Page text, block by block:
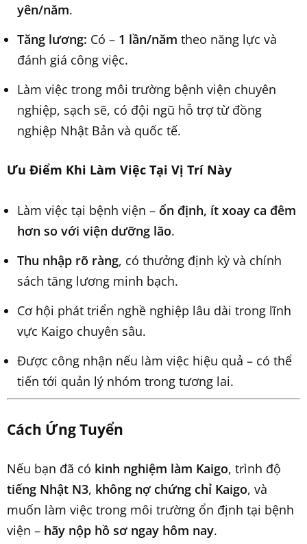
yên/năm.
Tăng lương: Có – 1 lần/năm theo năng lực và
đánh giá công việc.
Làm việc trong môi trường bệnh viện chuyên
nghiệp, sạch sẽ, có đội ngũ hỗ trợ từ đồng
nghiệp Nhật Bản và quốc tế.
Ưu Điểm Khi Làm Việc Tại Vị Trí Này
Làm việc tại bệnh viện – ổn định, ít xoay ca đêm
hơn so với viện dưỡng lão.
Thu nhập rõ ràng, có thưởng định kỳ và chính
sách tăng lương minh bạch.
Cơ hội phát triển nghề nghiệp lâu dài trong lĩnh
vực Kaigo chuyên sâu.
Được công nhận nếu làm việc hiệu quả – có thể
tiến tới quản lý nhóm trong tương lai.
Cách Ứng Tuyển
Nếu bạn đã có kinh nghiệm làm Kaigo, trình độ
tiếng Nhật N3, không nợ chứng chỉ Kaigo, và
muốn làm việc trong môi trường ổn định tại bệnh
viện – hãy nộp hồ sơ ngay hôm nay.